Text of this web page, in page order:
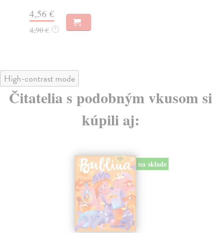
4,56 €
4,90 € ?
High-contrast mode
Čitatelia s podobným vkusom si
kúpili aj:
na sklade